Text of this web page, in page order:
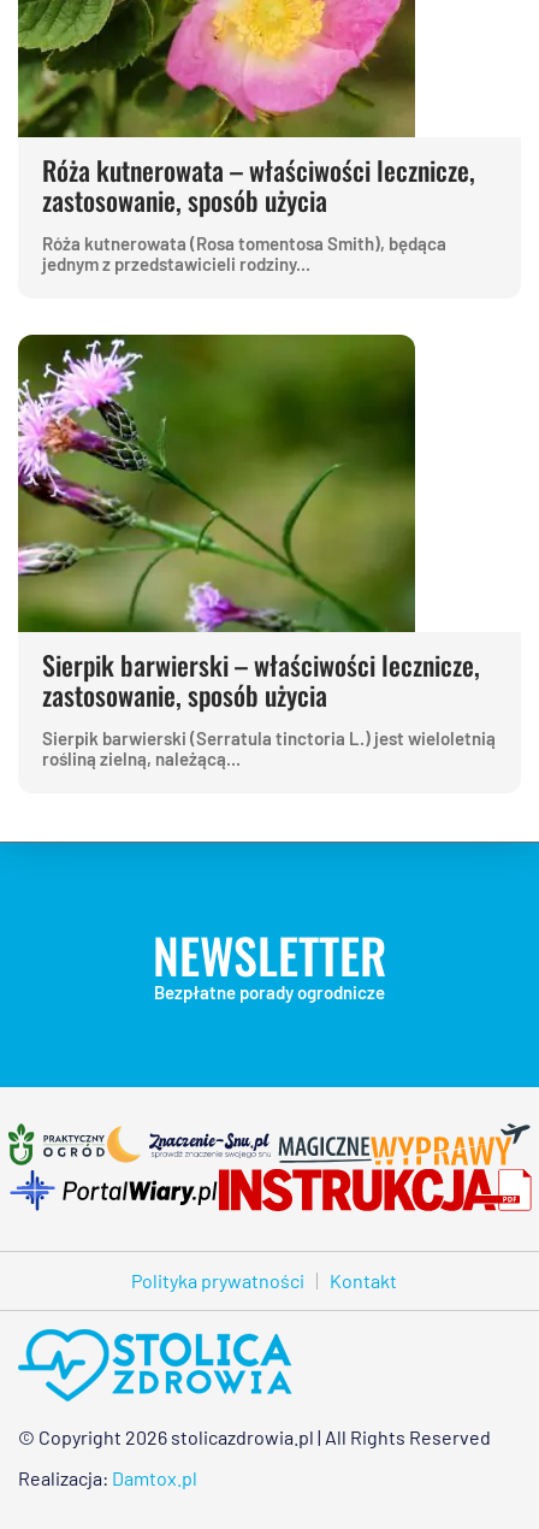
Róża kutnerowata – właściwości lecznicze,
zastosowanie, sposób użycia
Róża kutnerowata (Rosa tomentosa Smith), będąca
jednym z przedstawicieli rodziny...
Sierpik barwierski – właściwości lecznicze,
zastosowanie, sposób użycia
Sierpik barwierski (Serratula tinctoria L.) jest wieloletnią
rośliną zielną, należącą...
NEWSLETTER
Bezpłatne porady ogrodnicze
Polityka prywatności Kontakt
© Copyright 2026 stolicazdrowia.pl | All Rights Reserved
Realizacja: Damtox.pl